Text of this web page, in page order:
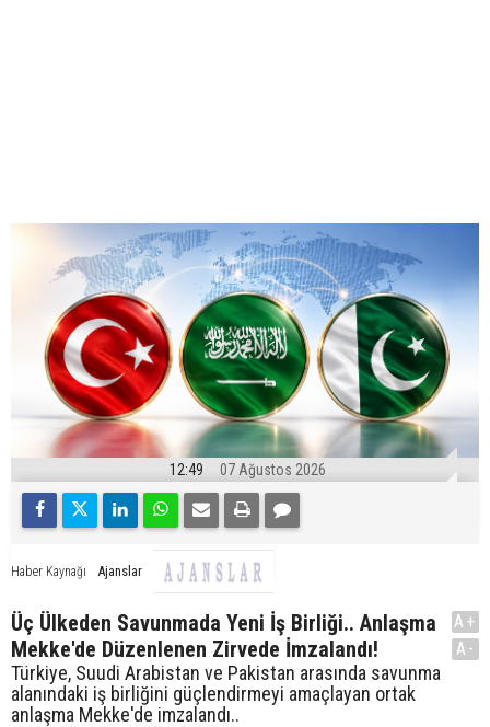
12:49 07 Ağustos 2026
Haber Kaynağı Ajanslar
Üç Ülkeden Savunmada Yeni İş Birliği.. Anlaşma
Mekke'de Düzenlenen Zirvede İmzalandı!
Türkiye, Suudi Arabistan ve Pakistan arasında savunma
alanındaki iş birliğini güçlendirmeyi amaçlayan ortak
anlaşma Mekke'de imzalandı..
A+
A-